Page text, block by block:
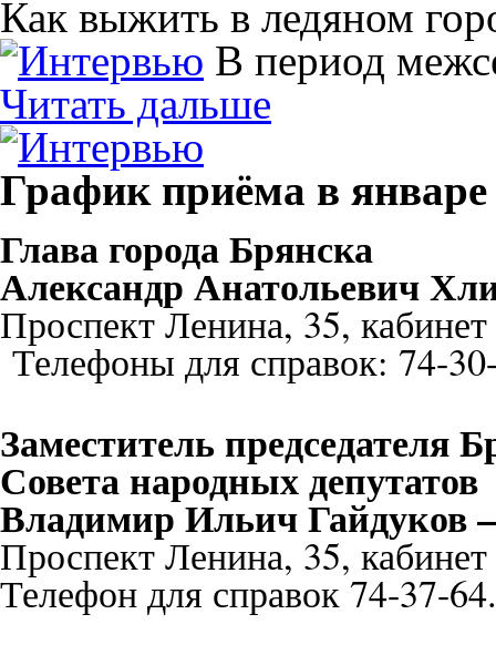
Как выжить в ледяном
В период
Читать дальше
График приёма в январе
Глава города Брянска
Александр Анатольевич
Проспект Ленина, 35,
Телефоны для справок: 74-
Заместитель председателя
Совета народных депутатов
Владимир Ильич Гайдуков
Проспект Ленина, 35,
Телефон для справок 74-37-64.